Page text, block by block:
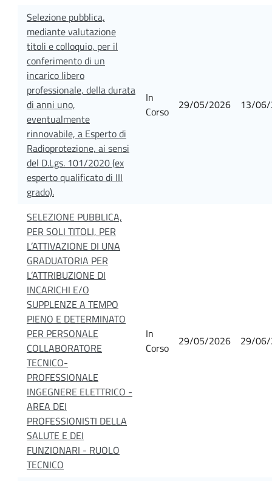
Selezione pubblica,
mediante valutazione
titoli e colloquio, per il
conferimento di un
incarico libero
professionale, della durata
di anni uno,
eventualmente
rinnovabile, a Esperto di
Radioprotezione, ai sensi
del D.Lgs. 101/2020 (ex
esperto qualificato di III
grado).
In
Corso
29/05/2026 13/
SELEZIONE PUBBLICA,
PER SOLI TITOLI, PER
L’ATTIVAZIONE DI UNA
GRADUATORIA PER
L’ATTRIBUZIONE DI
INCARICHI E/O
SUPPLENZE A TEMPO
PIENO E DETERMINATO
PER PERSONALE
COLLABORATORE
TECNICO-
PROFESSIONALE
INGEGNERE ELETTRICO -
AREA DEI
PROFESSIONISTI DELLA
SALUTE E DEI
FUNZIONARI - RUOLO
TECNICO
In
Corso
29/05/2026 29/